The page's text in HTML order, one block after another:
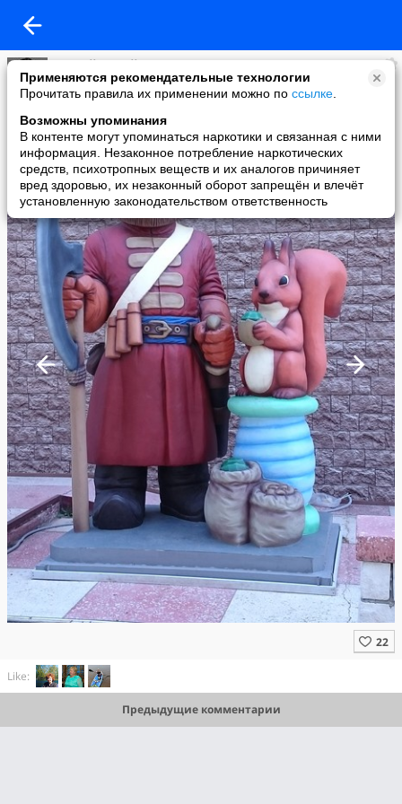
Применяются рекомендательные технологии
Прочитать правила их применении можно по ссылке
Возможны упоминания
В контенте могут упоминаться наркотики и связанная с ними
информация. Незаконное потребление наркотических
средств, психотропных веществ и их аналогов причиняет
вред здоровью, их незаконный оборот запрещён и влечёт
установленную законодательством ответственность
Андрей Михайлович
added a photo
26 Jul в 14:48
Like:
Предыдущие комментарии